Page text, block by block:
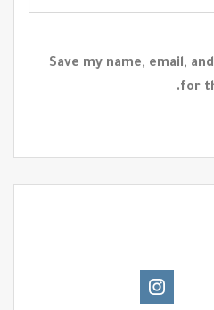
Save my name, email,
for